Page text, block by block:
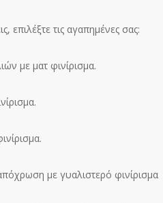
επιλέξτε τις αγαπημένες σας:
με ματ φινίρισμα.
με γυαλιστερό φινίρισμα